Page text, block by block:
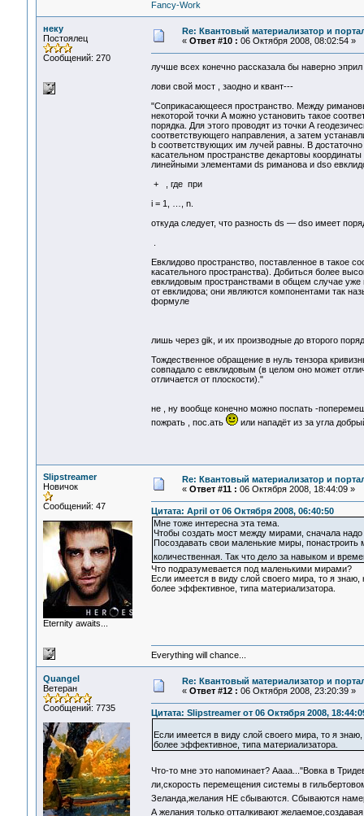
Fancy-Work
неку
Постоялец
Сообщений: 270
Re: Квантовый материализатор и
« Ответ #10 : 06 Октября 2008, 08:02:54 »
лучше всех конечно рассказала бы наверно
лови свой мост , заодно и квант---
"Соприкасающееся пространство. Между
некоторой точки А можно установить такое
порядка. Для этого проводят из точки А
соответствующего направления, а затем
b соответствующих им лучей равны. В
касательном пространстве декартовы
линейными элементами ds риманова и dso
+ , где при
i = 1, …, n.
откуда следует, что разность ds — dso имеет
Евклидово пространство, поставленное в такое
касательного пространства). Добиться более
евклидовым пространствами в общем случае
от евклидова; они являются компонентами так
формуле
лишь через gik, и их производные до второго
Тождественное обращение в нуль тензора
совпадало с евклидовым (в целом оно может
отличается от плоскости)."
не , ну вообще конечно можно поспать -
пожрать , пос.ать
или нападёт из за угла
Slipstreamer
Новичок
Сообщений: 47
Eternity awaits...
Re: Квантовый материализатор и
« Ответ #11 : 06 Октября 2008, 18:44:09 »
Цитата: April от 06 Октября 2008, 06:40:50
Мне тоже интересна эта тема.
Чтобы создать мост между мирами, сначала надо
Посоздавать свои маленькие миры,
количественная. Так что дело за навыком и
Что подразумевается под маленькими мирами?
Если имеется в виду слой своего мира, то я
более эффективное, типа материализатора.
Everything will chance...
Quangel
Ветеран
Сообщений: 7735
Re: Квантовый материализатор и
« Ответ #12 : 06 Октября 2008, 23:20:39 »
Цитата: Slipstreamer от 06 Октября 2008,
Если имеется в виду слой своего мира, то я
более эффективное, типа материализатора.
Что-то мне это напоминает? Аааа..."Вовка в
ли,скорость перемещения системы в
Зеланда,желания НЕ сбываются. Сбываются
А желания только отталкивают